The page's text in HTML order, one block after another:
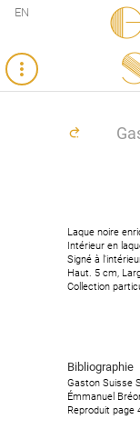
EN
Laque noire
Intérieur en
Signé à
Haut. 5 cm,
Collection
Bibliographie
Gaston Suisse
Émmanuel
Reproduit page